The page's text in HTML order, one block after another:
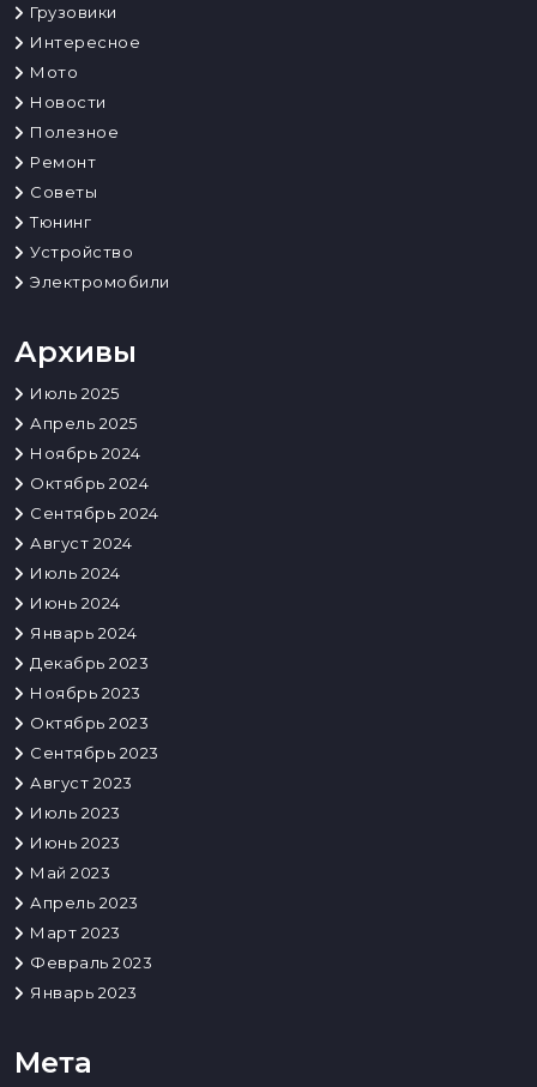
Грузовики
Интересное
Мото
Новости
Полезное
Ремонт
Советы
Тюнинг
Устройство
Электромобили
Архивы
Июль 2025
Апрель 2025
Ноябрь 2024
Октябрь 2024
Сентябрь 2024
Август 2024
Июль 2024
Июнь 2024
Январь 2024
Декабрь 2023
Ноябрь 2023
Октябрь 2023
Сентябрь 2023
Август 2023
Июль 2023
Июнь 2023
Май 2023
Апрель 2023
Март 2023
Февраль 2023
Январь 2023
Мета